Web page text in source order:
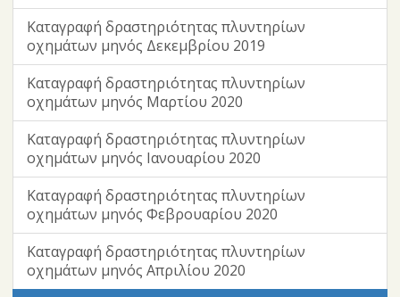
Καταγραφή δραστηριότητας πλυντηρίων
οχημάτων μηνός Δεκεμβρίου 2019
Καταγραφή δραστηριότητας πλυντηρίων
οχημάτων μηνός Μαρτίου 2020
Καταγραφή δραστηριότητας πλυντηρίων
οχημάτων μηνός Ιανουαρίου 2020
Καταγραφή δραστηριότητας πλυντηρίων
οχημάτων μηνός Φεβρουαρίου 2020
Καταγραφή δραστηριότητας πλυντηρίων
οχημάτων μηνός Απριλίου 2020